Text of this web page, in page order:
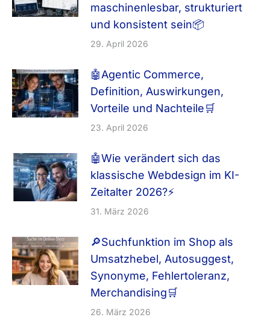
maschinenlesbar, strukturiert
und konsistent sein📦
29. April 2026
🤖Agentic Commerce,
Definition, Auswirkungen,
Vorteile und Nachteile🛒
23. April 2026
🤖Wie verändert sich das
klassische Webdesign im KI-
Zeitalter 2026?⚡
31. März 2026
🔎Suchfunktion im Shop als
Umsatzhebel, Autosuggest,
Synonyme, Fehlertoleranz,
Merchandising🛒
26. März 2026